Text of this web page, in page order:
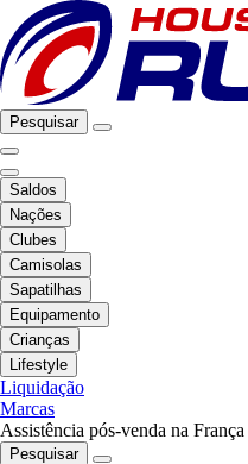
Pesquisar
Saldos
Nações
Clubes
Camisolas
Sapatilhas
Equipamento
Crianças
Lifestyle
Liquidação
Marcas
Assistência pós-venda na França
Pesquisar